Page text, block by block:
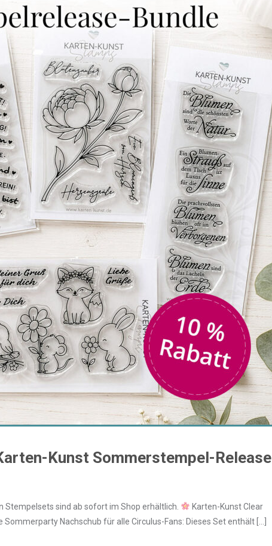
Kunst Sommerstempel-Release
Stempelsets sind ab sofort im Shop erhältlich.
Karten-Kunst Clear
Nachschub für alle Circulus-Fans: Dieses Set enthält […]